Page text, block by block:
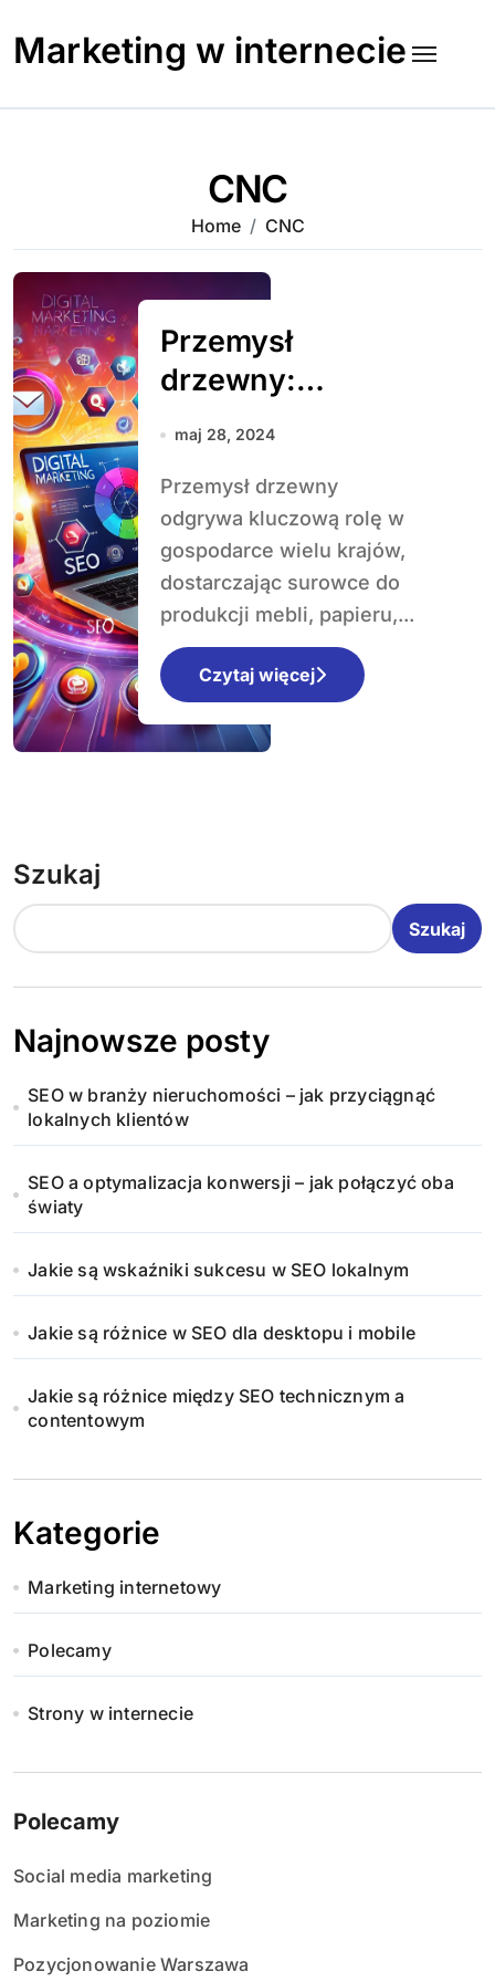
content
Marketing w internecie
CNC
Home CNC
Przemysł
drzewny:
kluczowy sektor
przyszłość
maj 28, 2024
Przemysł drzewny
odgrywa kluczową rolę w
gospodarce wielu krajów,
dostarczając surowce do
produkcji mebli, papieru,...
Czytaj więcej
Szukaj
Szukaj
Najnowsze posty
SEO w branży nieruchomości – jak przyciągnąć
lokalnych klientów
SEO a optymalizacja konwersji – jak połączyć oba
światy
Jakie są wskaźniki sukcesu w SEO lokalnym
Jakie są różnice w SEO dla desktopu i mobile
Jakie są różnice między SEO technicznym a
contentowym
Kategorie
Marketing internetowy
Polecamy
Strony w internecie
Polecamy
Social media marketing
Marketing na poziomie
Pozycjonowanie Warszawa